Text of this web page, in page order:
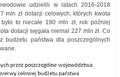
udzielili w latach 2016-2018
mln zł dotacji celowych, których kwota
to niecałe 180 mln zł, rok później
dotacji sięgała niemal 227 mln zł. Co
budżetu państwa dla poszczególnych